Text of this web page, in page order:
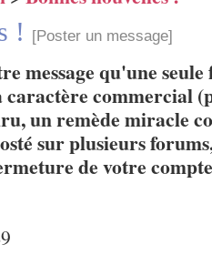
! [Poster un message]
message qu'une seule
caractère commercial
un remède miracle
sur plusieurs
de votre